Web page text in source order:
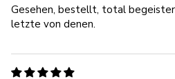
Gesehen, bestellt, total
letzte von denen.